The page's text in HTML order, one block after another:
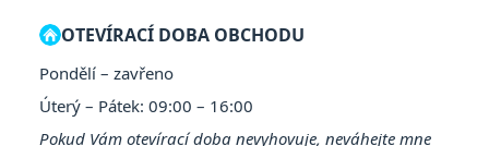
OTEVÍRACÍ DOBA OBCHODU
Pondělí – zavřeno
Úterý – Pátek: 09:00 – 16:00
Pokud Vám otevírací doba nevyhovuje, neváhejte mne